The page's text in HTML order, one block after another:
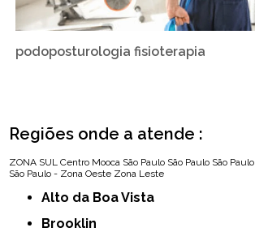
podoposturologia fisioterapia
Regiões onde a atende :
ZONA SUL Centro Mooca São Paulo São Paulo São Paulo
São Paulo - Zona Oeste Zona Leste
Alto da Boa Vista
Brooklin